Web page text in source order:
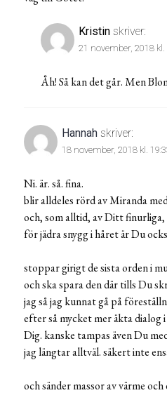
Kristin skriver:
21 november, 2018 kl.
Åh! Så kan det går. Men
Hannah skriver:
18 november, 2018 kl.
Ni. är. så. fina.
blir alldeles rörd av Miranda
och, som alltid, av Ditt finurliga,
för jädra snygg i håret är Du
stoppar girigt de sista orden i
och ska spara den där tills Du
jag så jag kunnat gå på
efter så mycket mer äkta dialog
Dig. kanske tampas även Du
jag längtar alltväl. säkert inte
och sänder massor av värme